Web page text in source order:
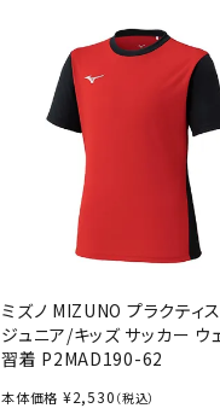
バドミントンラケット
ストリングス・ガット
バドミントンシューズ
バドミントンウェア
シャトル
グリップテープ
ソックス
その他アクセサリー
ハンドボール
ミズノ MIZUNO プラクティ
ジュニア/キッズ サッカー ウ
習着 P2MAD190-62
本体価格 ¥2,530 （税込）